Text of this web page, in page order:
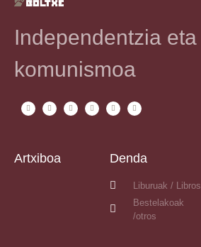
Independentzia eta
komunismoa
Artxiboa Denda
Liburuak / Libros
Bestelakoak
/otros